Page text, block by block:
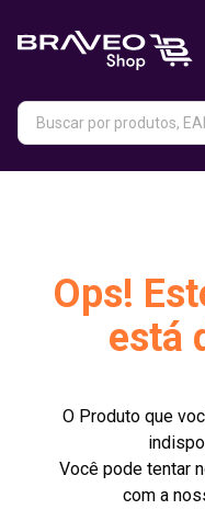
Ops!
está
O Produto que
Você pode tentar
com a